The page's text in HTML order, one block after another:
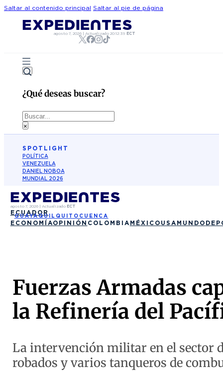
Saltar al contenido principal Saltar al pie de página
agosto 7, 2026 |Actualizado20:12:39 ECT
¿Qué deseas buscar?
Buscar
×
SPOTLIGHT
POLÍTICA
VENEZUELA
DANIEL NOBOA
MUNDIAL 2026
agosto 7, 2026| Actualizado ECT
ECUADOR
GUAYAQUIL QUITO CUENCA
ECONOMÍAOPINIÓN COLOMBIA MÉXICO USA MUNDO
Fuerzas Armadas
la Refinería del
La intervención militar en el sector
robados y varios tanqueros de